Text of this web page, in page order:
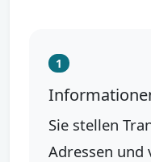
1
Sie stellen
Adressen und